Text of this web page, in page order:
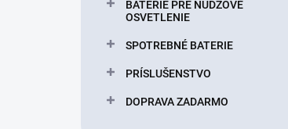
BATÉRIE PRE NÚDZOVÉ
OSVETLENIE
SPOTREBNÉ BATERIE
PRÍSLUŠENSTVO
DOPRAVA ZADARMO